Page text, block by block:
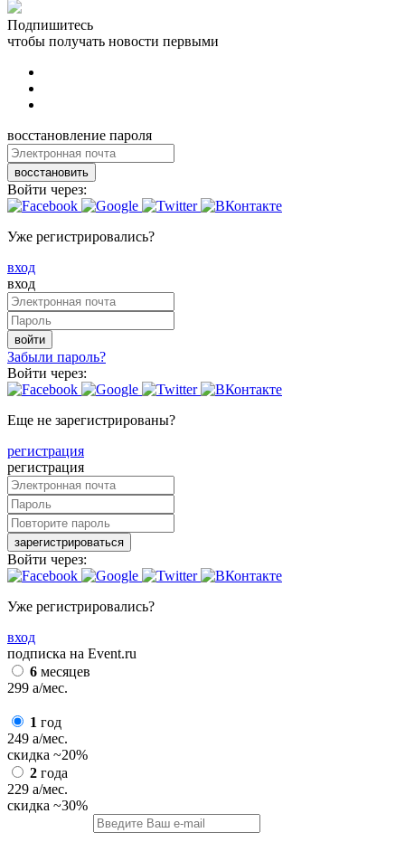
Подпишитесь
чтобы получать новости первыми
восстановление пароля
восстановить
Войти через:
Уже регистрировались?
вход
вход
войти
Забыли пароль?
Войти через:
Еще не зарегистрированы?
регистрация
регистрация
зарегистрироваться
Войти через:
Уже регистрировались?
вход
подписка на Event.ru
6 месяцев
299 a/мес.
1 год
249 a/мес.
скидка ~20%
2 года
229 a/мес.
скидка ~30%